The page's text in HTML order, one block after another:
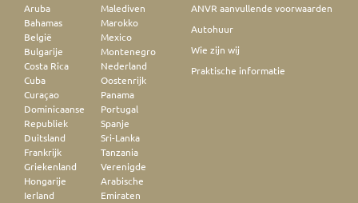
Aruba
Bahamas
België
Bulgarije
Costa Rica
Cuba
Curaçao
Dominicaanse
Republiek
Duitsland
Frankrijk
Griekenland
Hongarije
Ierland
Malediven
Marokko
Mexico
Montenegro
Nederland
Oostenrijk
Panama
Portugal
Spanje
Sri-Lanka
Tanzania
Verenigde
Arabische
Emiraten
ANVR aanvullende voorwaarden
Autohuur
Wie zijn wij
Praktische informatie